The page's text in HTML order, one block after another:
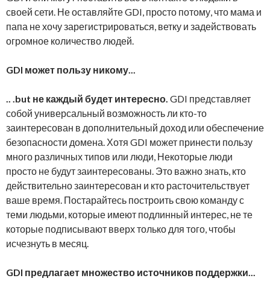
своей сети. Не оставляйте GDI, просто потому, что мама и
папа не хочу зарегистрироваться, ветку и задействовать
огромное количество людей.
GDI может пользу никому...
.. .but не каждый будет интересно. GDI представляет
собой универсальный возможность ли кто-то
заинтересован в дополнительный доход или обеспечение
безопасности домена. Хотя GDI может принести пользу
много различных типов или люди, Некоторые люди
просто не будут заинтересованы. Это важно знать, кто
действительно заинтересован и кто расточительствует
ваше время. Постарайтесь построить свою команду с
теми людьми, которые имеют подлинный интерес, не те
которые подписывают вверх только для того, чтобы
исчезнуть в месяц.
GDI предлагает множество источников поддержки...